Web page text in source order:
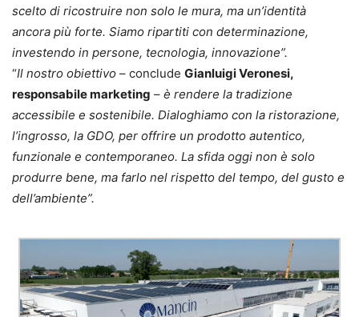
scelto di ricostruire non solo le mura, ma un’identità
ancora più forte. Siamo ripartiti con determinazione,
investendo in persone, tecnologia, innovazione”.
“Il nostro obiettivo – conclude Gianluigi Veronesi,
responsabile marketing – è rendere la tradizione
accessibile e sostenibile. Dialoghiamo con la ristorazione,
l’ingrosso, la GDO, per offrire un prodotto autentico,
funzionale e contemporaneo. La sfida oggi non è solo
produrre bene, ma farlo nel rispetto del tempo, del gusto e
dell’ambiente”.